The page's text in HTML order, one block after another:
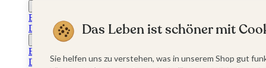
Einladungskarten Firmung
Dankeskarten Firmung
Jugendweihekarten
Einladungskarten Jugendweihe
Dankeskarten Jugendweihe
Das Leben ist schöner mit
Sie helfen uns zu verstehen, was in unserem Shop gut